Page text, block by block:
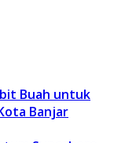
Buah untuk
Banjar